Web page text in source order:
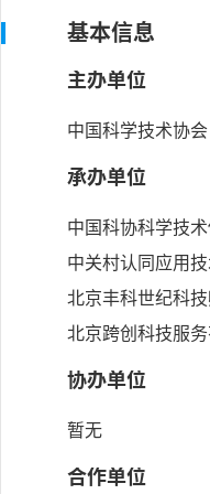
基本信息
主办单位
中国科学技术协会
承办单位
中国科协科学技
中关村认同应用
北京丰科世纪科
北京跨创科技服
协办单位
暂无
合作单位